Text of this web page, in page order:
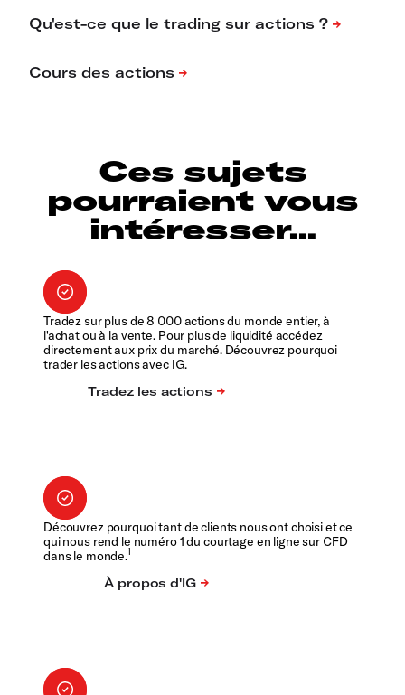
Ces sujets
pourraient vous
intéresser...
Tradez sur plus de 8 000 actions du monde entier, à
l'achat ou à la vente. Pour plus de liquidité accédez
directement aux prix du marché. Découvrez pourquoi
trader les actions avec IG.
Découvrez pourquoi tant de clients nous ont choisi et ce
qui nous rend le numéro 1 du courtage en ligne sur CFD
dans le monde.1